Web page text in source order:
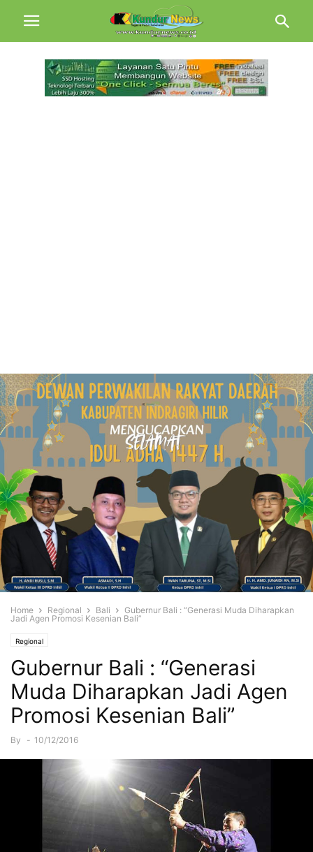
Home Regional Bali
Gubernur Bali : “Generasi Muda Diharapkan
Jadi Agen Promosi Kesenian Bali”
Regional
Gubernur Bali : “Generasi
Muda Diharapkan Jadi Agen
Promosi Kesenian Bali”
By - 10/12/2016